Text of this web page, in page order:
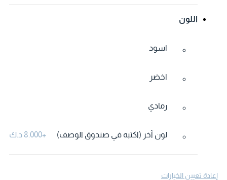
اللون
اسود
اخضر
رمادي
لون آخر (اكتبه في صندوق الوصف) +8.000 د.ك
إعادة تعيين الخيارات